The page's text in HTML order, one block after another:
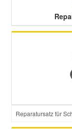
Reparatursatz für